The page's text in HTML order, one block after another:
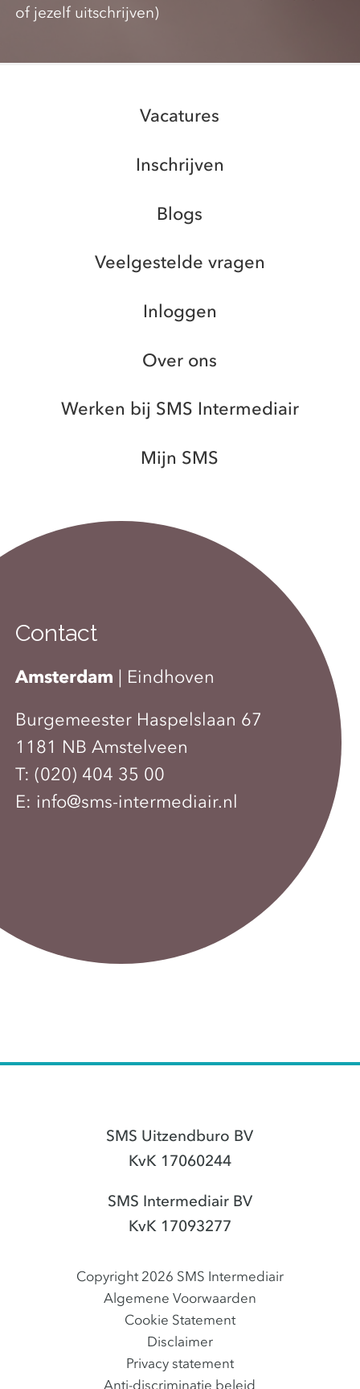
of jezelf uitschrijven)
Vacatures
Inschrijven
Blogs
Veelgestelde vragen
Inloggen
Over ons
Werken bij SMS Intermediair
Mijn SMS
Contact
Amsterdam | Eindhoven
Burgemeester Haspelslaan 67
1181 NB Amstelveen
T:(020) 404 35 00
E: info@sms-intermediair.nl
SMS Uitzendburo BV
KvK 17060244
SMS Intermediair BV
KvK 17093277
Copyright 2026 SMS Intermediair
Algemene Voorwaarden
Cookie Statement
Disclaimer
Privacy statement
Anti-discriminatie beleid